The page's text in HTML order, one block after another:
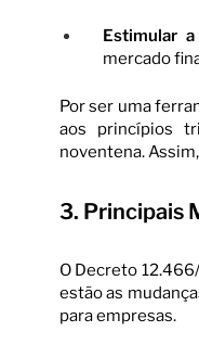
Estimular
mercado
Por ser uma
aos princípios
noventena.
3. Principais
O Decreto
estão as
para empresas.